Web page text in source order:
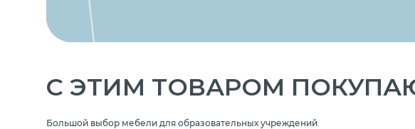
C ЭТИМ ТОВАРОМ
Большой выбор мебели для образовательных учреждений